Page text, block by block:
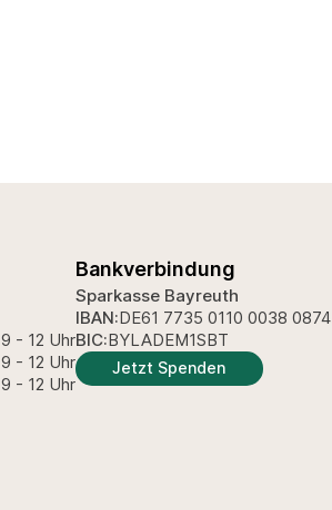
9 - 12 Uhr
9 - 12 Uhr
9 - 12 Uhr
Bankverbindung
Sparkasse Bayreuth
IBAN:DE61 7735 0110 0038
BIC:BYLADEM1SBT
Jetzt Spenden